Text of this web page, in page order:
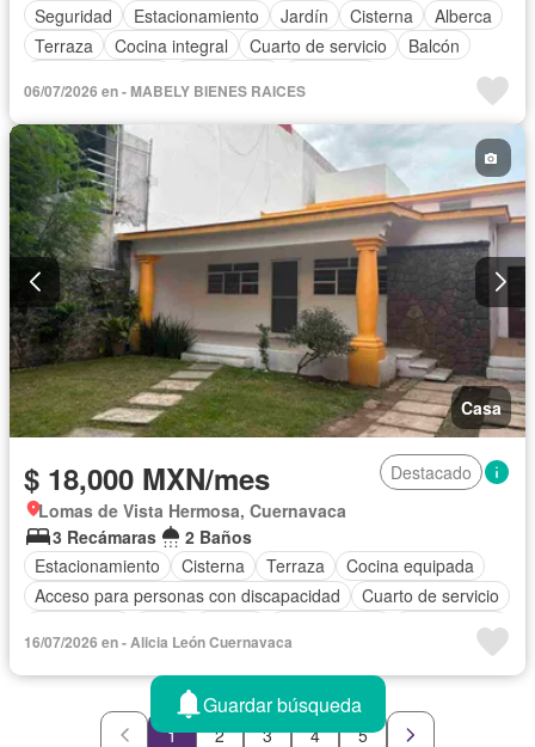
Seguridad
Estacionamiento Jardín Cisterna
Alberca
Terraza
Cocina integral Cuarto de servicio
Balcón
Vista panorámica
Caseta de vigilancia
Permite mascotas
Permite niños Solo familias
06/07/2026 en - MABELY BIENES RAICES
Casa
$ 18,000 MXN/mes
Destacado
Lomas de Vista Hermosa, Cuernavaca
3 Recámaras
2 Baños
Estacionamiento
Cisterna Terraza
Cocina equipada
Acceso para personas con discapacidad
Cuarto de servicio
Solo familias
Permite mascotas
Sin amueblar
16/07/2026 en - Alicia León Cuernavaca
1 2 3 4 5
Guardar búsqueda